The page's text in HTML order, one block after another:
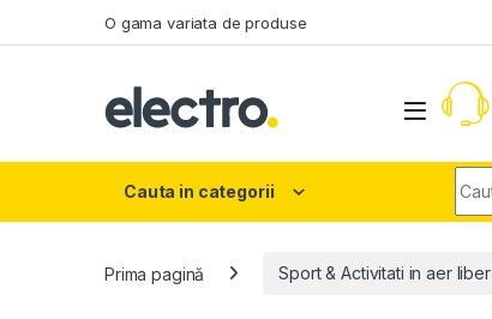
O gama variata de produse
Cauta in categorii
Prima pagină Sport & Activitati in aer liber